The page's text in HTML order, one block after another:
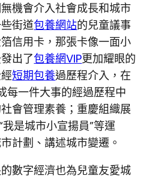
機會介入社會成長和城市
街道包養網站的兒童議事
信用卡，那張卡像一面小
出了包養網VIP更加耀眼的
短期包養過歷程介入，在
每一件大事的經過歷程中
會管理素養；重慶組織展
我是城市小宣揚員”等運
計劃、講述城市變遷。
數字經濟也為兒童友愛城